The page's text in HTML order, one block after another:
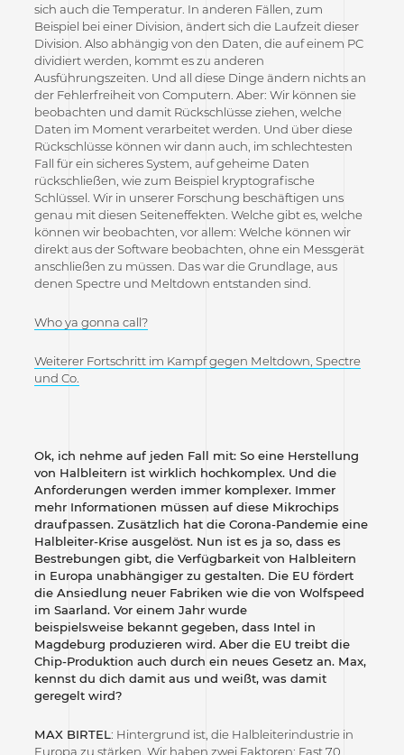
sich auch die Temperatur. In anderen Fällen, zum
Beispiel bei einer Division, ändert sich die Laufzeit dieser
Division. Also abhängig von den Daten, die auf einem PC
dividiert werden, kommt es zu anderen
Ausführungszeiten. Und all diese Dinge ändern nichts an
der Fehlerfreiheit von Computern. Aber: Wir können sie
beobachten und damit Rückschlüsse ziehen, welche
Daten im Moment verarbeitet werden. Und über diese
Rückschlüsse können wir dann auch, im schlechtesten
Fall für ein sicheres System, auf geheime Daten
rückschließen, wie zum Beispiel kryptografische
Schlüssel. Wir in unserer Forschung beschäftigen uns
genau mit diesen Seiteneffekten. Welche gibt es, welche
können wir beobachten, vor allem: Welche können wir
direkt aus der Software beobachten, ohne ein Messgerät
anschließen zu müssen. Das war die Grundlage, aus
denen Spectre und Meltdown entstanden sind.
Who ya gonna call?
Weiterer Fortschritt im Kampf gegen Meltdown, Spectre
und Co.
Ok, ich nehme auf jeden Fall mit: So eine Herstellung
von Halbleitern ist wirklich hochkomplex. Und die
Anforderungen werden immer komplexer. Immer
mehr Informationen müssen auf diese Mikrochips
draufpassen. Zusätzlich hat die Corona-Pandemie eine
Halbleiter-Krise ausgelöst. Nun ist es ja so, dass es
Bestrebungen gibt, die Verfügbarkeit von Halbleitern
in Europa unabhängiger zu gestalten. Die EU fördert
die Ansiedlung neuer Fabriken wie die von Wolfspeed
im Saarland. Vor einem Jahr wurde
beispielsweise bekannt gegeben, dass Intel in
Magdeburg produzieren wird. Aber die EU treibt die
Chip-Produktion auch durch ein neues Gesetz an. Max,
kennst du dich damit aus und weißt, was damit
geregelt wird?
MAX BIRTEL: Hintergrund ist, die Halbleiterindustrie in
Europa zu stärken. Wir haben zwei Faktoren: Fast 70